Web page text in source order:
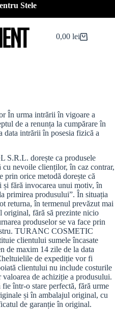
Stele
Coș
0,00lei
În urma intrării în vigoare a
de a renunța la cumpărare în
data intrării în posesia fizică a
dorește ca produsele
nevoile clienților, în caz contrar,
prin orice metodă dorește că
și fără invocarea unui motiv, în
primirea produsului”. În situația
returna, în termenul prevăzut mai
original, fără să prezinte nicio
produselor se va face prin
TURANC COSMETIC
clientului sumele încasate
de maxim 14 zile de la data
de expediție vor fi
clientului nu include costurile
de achiziție a produsului.
într-o stare perfectă, fără urme
și în ambalajul original, cu
de garanție în original.